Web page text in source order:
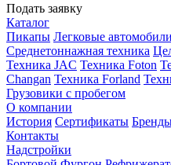
Подать заявку
Каталог
Пикапы Легковые автомобили
Среднетоннажная техника
Техника JAC Техника Foton
Changan Техника Forland
Грузовики с пробегом
О компании
История Сертификаты
Контакты
Надстройки